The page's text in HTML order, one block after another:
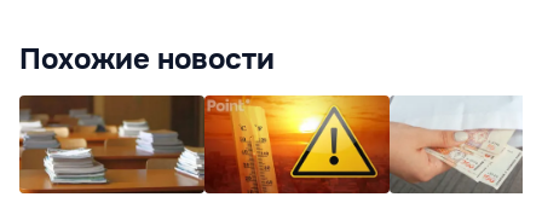
Похожие новости